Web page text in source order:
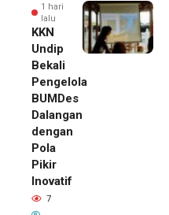
1 hari
lalu
KKN
Undip
Bekali
Pengelola
BUMDes
Dalangan
dengan
Pola
Pikir
Inovatif
7